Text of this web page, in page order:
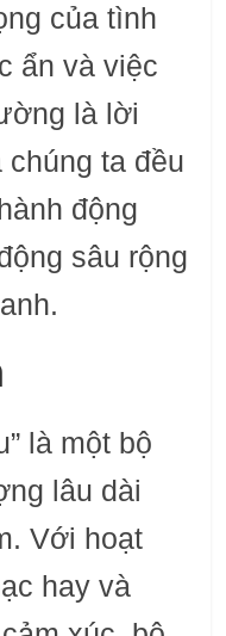
của tình
ẩn và việc
là lời
ta đều
động
sâu rộng
là một bộ
lâu dài
Với hoạt
hay và